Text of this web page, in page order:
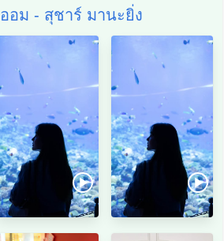
ออม - สุชาร์ มานะยิ่ง